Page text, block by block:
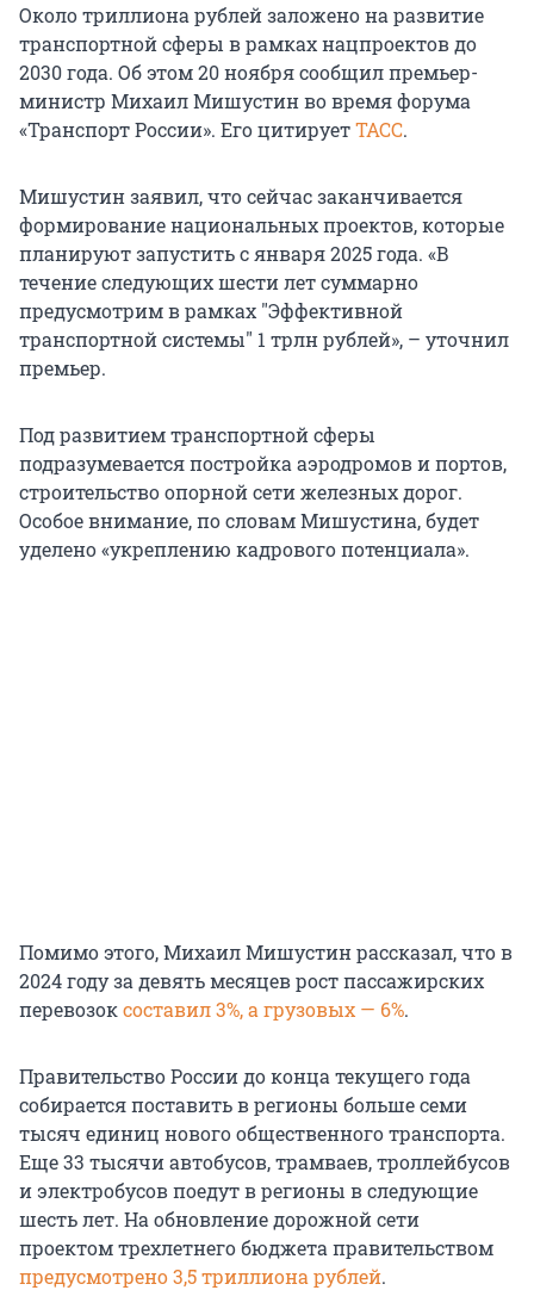
Около триллиона рублей заложено на развитие
транспортной сферы в рамках нацпроектов до
2030 года. Об этом 20 ноября сообщил премьер-
министр Михаил Мишустин во время форума
«Транспорт России». Его цитируетТАСС.
Мишустин заявил, что сейчас заканчивается
формирование национальных проектов, которые
планируют запустить с января 2025 года. «В
течение следующих шести лет суммарно
предусмотрим в рамках "Эффективной
транспортной системы" 1 трлн рублей», – уточнил
премьер.
Под развитием транспортной сферы
подразумевается постройка аэродромов и портов,
строительство опорной сети железных дорог.
Особое внимание, по словам Мишустина, будет
уделено «укреплению кадрового потенциала».
Помимо этого, Михаил Мишустин рассказал, что в
2024 году за девять месяцев рост пассажирских
перевозоксоставил 3%, а грузовых — 6%.
Правительство России до конца текущего года
собирается поставить в регионы больше семи
тысяч единиц нового общественного транспорта.
Еще 33 тысячи автобусов, трамваев, троллейбусов
и электробусов поедут в регионы в следующие
шесть лет. На обновление дорожной сети
проектом трехлетнего бюджета правительством
предусмотрено 3,5 триллиона рублей.